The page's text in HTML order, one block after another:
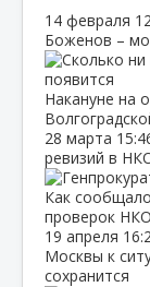
14 февраля
Боженов –
Накануне на
28 марта
ревизий в
Как
проверок
19 апреля
Москвы к
сохранится